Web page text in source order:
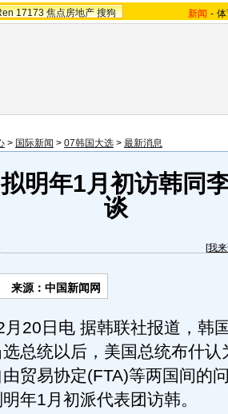
17173 焦点房地产 搜狗 新闻 -
> 国际新闻 > 07韩国大选 > 最新消息
明年1月初访韩同
谈
[我
来源：中国新闻网
日电 据韩联社报道，韩
总统以后，美国总统布什认
贸易协定(FTA)等两国间的
年1月初派代表团访韩。